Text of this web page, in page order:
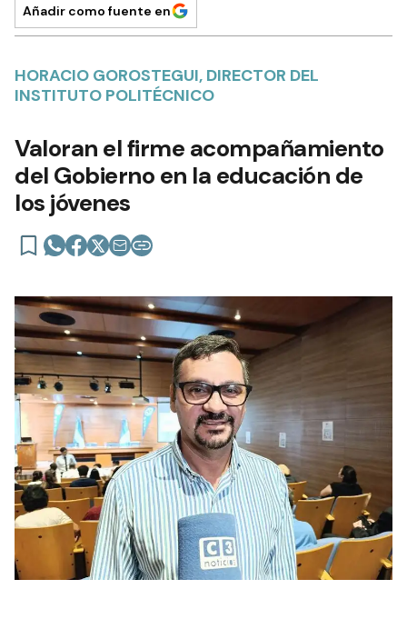
Añadir como fuente en
HORACIO GOROSTEGUI, DIRECTOR DEL
INSTITUTO POLITÉCNICO
Valoran el firme acompañamiento
del Gobierno en la educación de
los jóvenes